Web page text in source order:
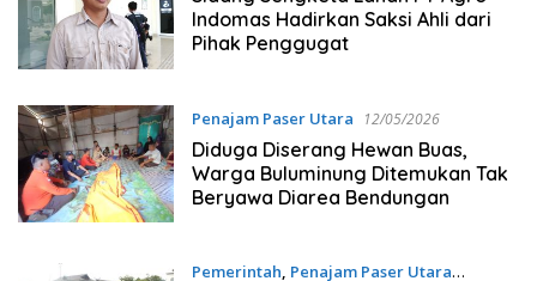
Indomas Hadirkan Saksi Ahli dari
Pihak Penggugat
Penajam Paser Utara 12/05/2026
Diduga Diserang Hewan Buas,
Warga Buluminung Ditemukan Tak
Beryawa Diarea Bendungan
Pemerintah, Penajam Paser Utara